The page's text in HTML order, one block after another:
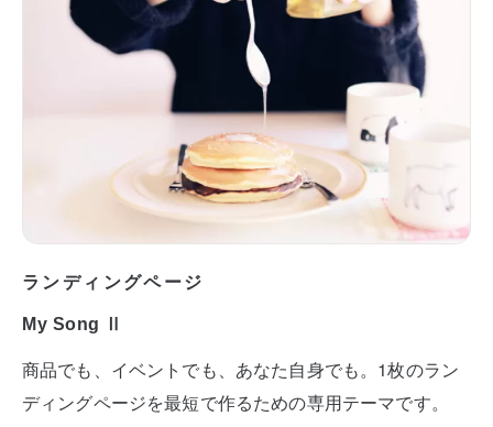
ランディングページ
My Song Ⅱ
商品でも、イベントでも、あなた自身でも。1枚のラン
ディングページを最短で作るための専用テーマです。